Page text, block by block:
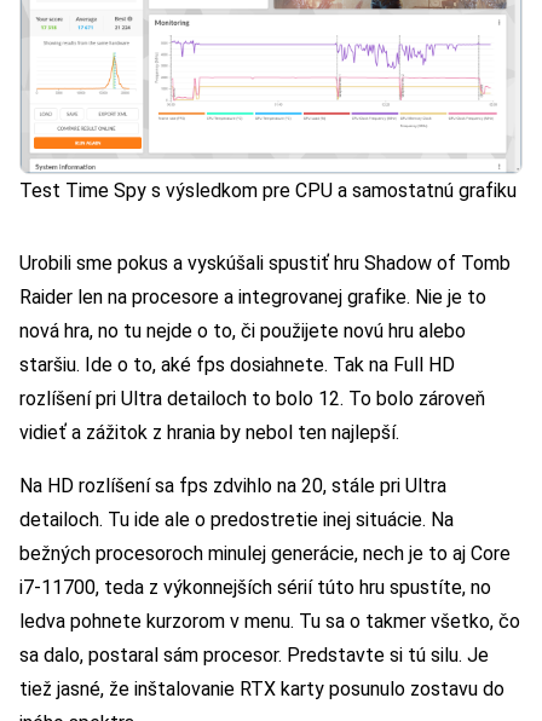
Test Time Spy s výsledkom pre CPU a samostatnú grafiku
Urobili sme pokus a vyskúšali spustiť hru Shadow of Tomb
Raider len na procesore a integrovanej grafike. Nie je to
nová hra, no tu nejde o to, či použijete novú hru alebo
staršiu. Ide o to, aké fps dosiahnete. Tak na Full HD
rozlíšení pri Ultra detailoch to bolo 12. To bolo zároveň
vidieť a zážitok z hrania by nebol ten najlepší.
Na HD rozlíšení sa fps zdvihlo na 20, stále pri Ultra
detailoch. Tu ide ale o predostretie inej situácie. Na
bežných procesoroch minulej generácie, nech je to aj Core
i7-11700, teda z výkonnejších sérií túto hru spustíte, no
ledva pohnete kurzorom v menu. Tu sa o takmer všetko, čo
sa dalo, postaral sám procesor. Predstavte si tú silu. Je
tiež jasné, že inštalovanie RTX karty posunulo zostavu do